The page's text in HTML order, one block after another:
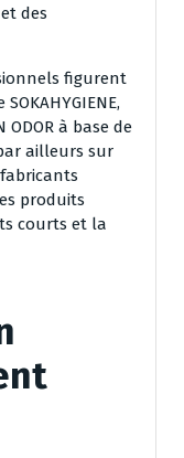
des
figurent
ODOR à base de
ailleurs sur
produits
courts et la